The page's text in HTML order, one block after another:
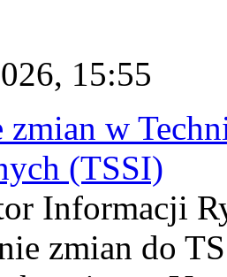
15:55
w
(TSSI)
Informacji
zmian do